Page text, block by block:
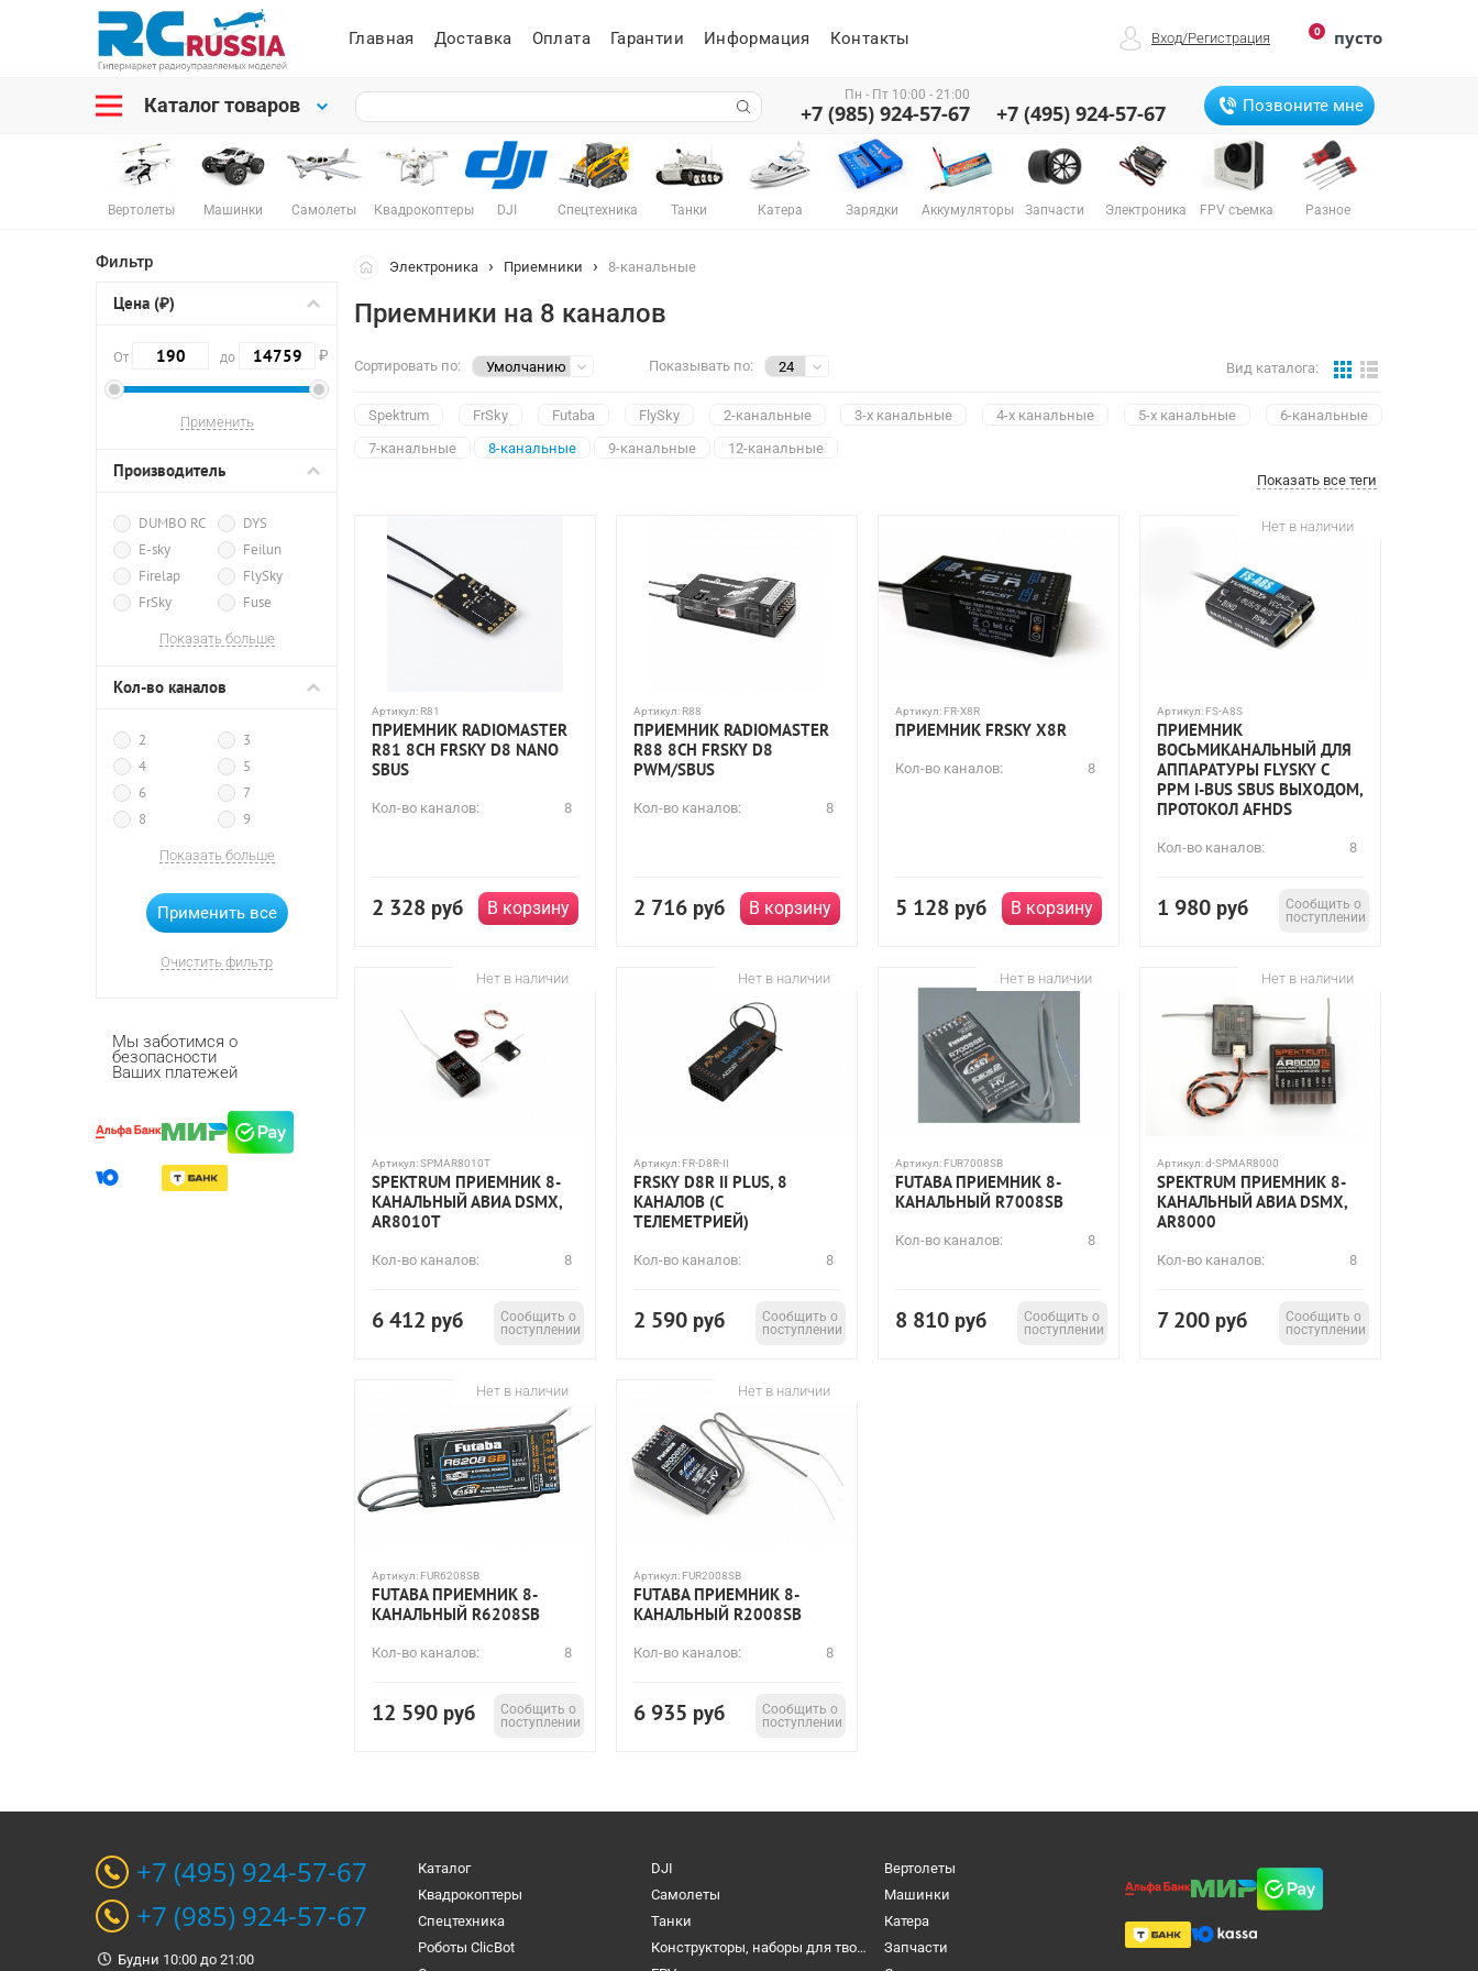
0 пусто
Вход/Регистрация
Главная Доставка Оплата Гарантии Информация Контакты
Каталог товаров Пн - Пт 10:00 - 21:00
+7 (985) 924-57-67 +7 (495) 924-57-67 Позвоните мне
Вертолеты Машинки Самолеты Квадрокоптеры DJI Спецтехника Танки Катера Зарядки Аккумуляторы Запчасти Электроника FPV съемка Разное
Фильтр
Цена (₽)
От до ₽
Производитель
DUMBO RC
DYS
E-sky
Feilun
Firelap
FlySky
FrSky
Fuse
Horizon Hobby
HuanQi
Iron Track
MJX R/C
Nine Eagles
Remo Hobby
Spektrum
Taigen
WPL
Показать больше
Кол-во каналов
2
3
4
5
6
7
8
9
Показать больше
Очистить фильтр
Мы заботимся о
безопасности
Ваших платежей
Электроника Приемники 8-канальные
Приемники на 8 каналов
Вид каталога:
Сортировать по: Показывать по:
Spektrum FrSky Futaba FlySky 2-канальные 3-х канальные 4-х канальные 5-х канальные
6-канальные
7-канальные
8-канальные 9-канальные
12-канальные
Показать все теги
Артикул: R81
ПРИЕМНИК RADIOMASTER
R81 8CH FRSKY D8 NANO
SBUS
Кол-во каналов: 8
2 328 руб В корзину
Артикул: R88
ПРИЕМНИК RADIOMASTER
R88 8CH FRSKY D8
PWM/SBUS
Кол-во каналов: 8
2 716 руб В корзину
Артикул: FR-X8R
ПРИЕМНИК FRSKY X8R
Кол-во каналов: 8
5 128 руб В корзину
Нет в наличии
Артикул: FS-A8S
ПРИЕМНИК
ВОСЬМИКАНАЛЬНЫЙ ДЛЯ
АППАРАТУРЫ FLYSKY С
PPM I-BUS SBUS ВЫХОДОМ,
ПРОТОКОЛ AFHDS
Кол-во каналов: 8
1 980 руб
Сообщить о
поступлении
Нет в наличии
Артикул:SPMAR8010T
SPEKTRUM ПРИЕМНИК 8-
КАНАЛЬНЫЙ АВИА DSMX,
AR8010T
Кол-во каналов: 8
6 412 руб
Сообщить о
поступлении
Нет в наличии
Артикул: FR-D8R-II
FRSKY D8R II PLUS, 8
КАНАЛОВ (С
ТЕЛЕМЕТРИЕЙ)
Кол-во каналов: 8
2 590 руб
Сообщить о
поступлении
Нет в наличии
Артикул: FUR7008SB
FUTABA ПРИЕМНИК 8-
КАНАЛЬНЫЙ R7008SB
Кол-во каналов: 8
8 810 руб
Сообщить о
поступлении
Нет в наличии
Артикул:d-SPMAR8000
SPEKTRUM ПРИЕМНИК 8-
КАНАЛЬНЫЙ АВИА DSMX,
AR8000
Кол-во каналов: 8
7 200 руб
Сообщить о
поступлении
Нет в наличии
Артикул: FUR6208SB
FUTABA ПРИЕМНИК 8-
КАНАЛЬНЫЙ R6208SB
Кол-во каналов: 8
12 590 руб
Сообщить о
поступлении
Нет в наличии
Артикул: FUR2008SB
FUTABA ПРИЕМНИК 8-
КАНАЛЬНЫЙ R2008SB
Кол-во каналов: 8
6 935 руб
Сообщить о
поступлении
+7 (495) 924-57-67
+7 (985) 924-57-67
Будни 10:00 до 21:00
Каталог DJI
Вертолеты
Квадрокоптеры
Самолеты
Машинки
Спецтехника
Танки
Катера
Роботы ClicBot
Конструкторы, наборы для творчества и настольные игры
Запчасти